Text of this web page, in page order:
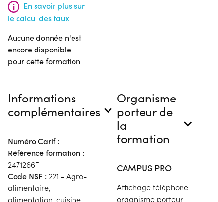
En savoir plus sur
le calcul des taux
Aucune donnée n'est
encore disponible
pour cette formation
Informations
complémentaires
Numéro Carif :
Référence formation :
2471266F
Code NSF : 221 - Agro-
alimentaire,
alimentation, cuisine
Organisme
porteur de
la
formation
CAMPUS PRO
Affichage téléphone
organisme porteur